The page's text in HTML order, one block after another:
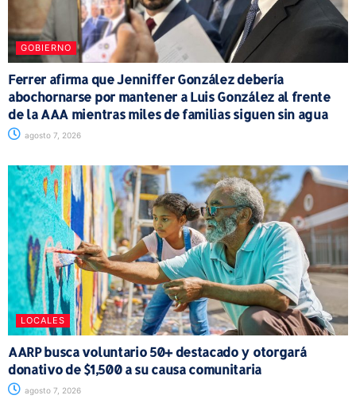
GOBIERNO
Ferrer afirma que Jenniffer González debería
abochornarse por mantener a Luis González al frente
de la AAA mientras miles de familias siguen sin agua
agosto 7, 2026
LOCALES
AARP busca voluntario 50+ destacado y otorgará
donativo de $1,500 a su causa comunitaria
agosto 7, 2026